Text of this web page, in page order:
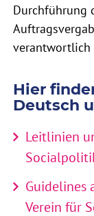
Durchführung
verantwortlich
Hier
Deutsch
Leitlinien
Guidelines
Verein für